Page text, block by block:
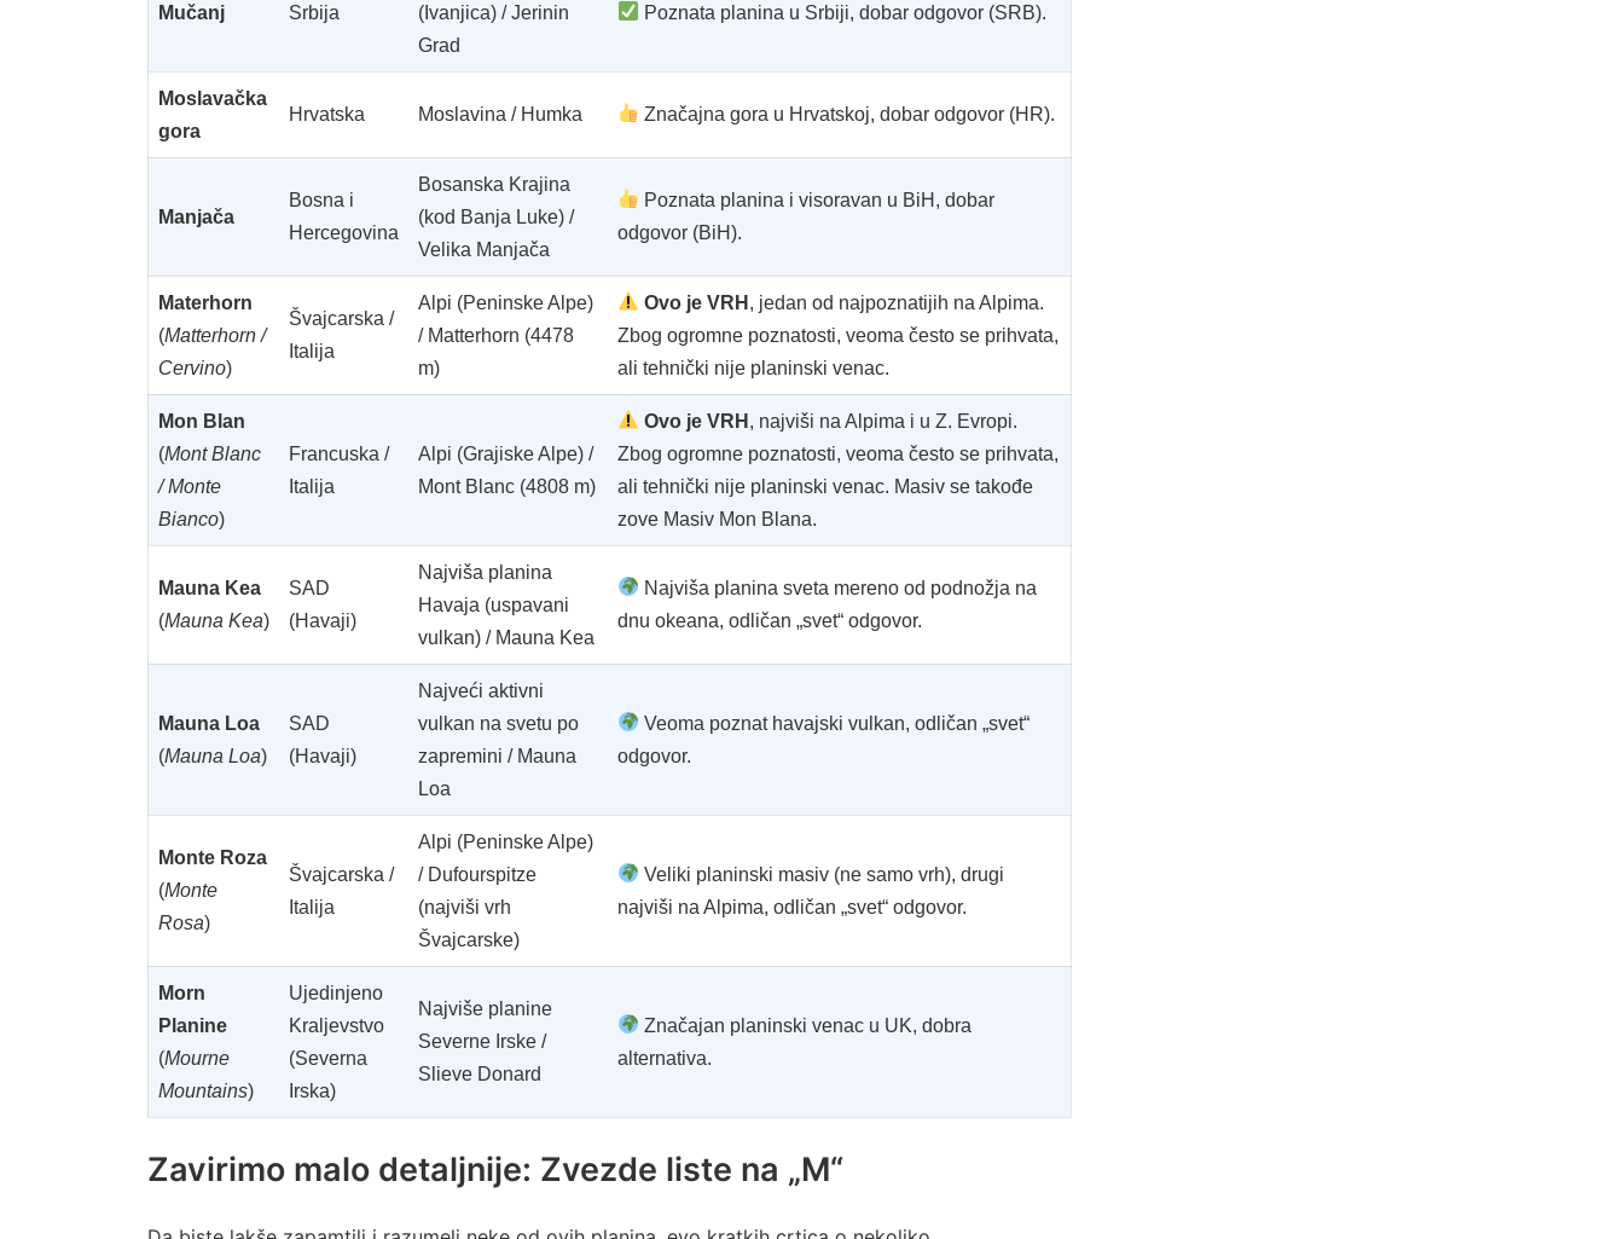
Mučanj Srbija
(Ivanjica) / Jerinin
Grad
Poznata planina u Srbiji, dobar odgovor (SRB).
Moslavačka
gora
Hrvatska Moslavina / Humka Značajna gora u Hrvatskoj, dobar odgovor (HR).
Manjača
Bosna i
Hercegovina
Bosanska Krajina
(kod Banja Luke) /
Velika Manjača
Poznata planina i visoravan u BiH, dobar
odgovor (BiH).
Materhorn
(Matterhorn /
Cervino)
Švajcarska /
Italija
Alpi (Peninske Alpe)
/ Matterhorn (4478
m)
Ovo je VRH , jedan od najpoznatijih na Alpima.
Zbog ogromne poznatosti, veoma često se prihvata,
ali tehnički nije planinski venac.
Mon Blan
(Mont Blanc
/ Monte
Bianco)
Francuska /
Italija
Alpi (Grajiske Alpe) /
Mont Blanc (4808 m)
Ovo je VRH , najviši na Alpima i u Z. Evropi.
Zbog ogromne poznatosti, veoma često se prihvata,
ali tehnički nije planinski venac. Masiv se takođe
zove Masiv Mon Blana.
Mauna Kea
(Mauna Kea)
SAD
(Havaji)
Najviša planina
Havaja (uspavani
vulkan) / Mauna Kea
Najviša planina sveta mereno od podnožja na
dnu okeana, odličan „svet“ odgovor.
Mauna Loa
(Mauna Loa)
SAD
(Havaji)
Najveći aktivni
vulkan na svetu po
zapremini / Mauna
Loa
Veoma poznat havajski vulkan, odličan „svet“
odgovor.
Monte Roza
(Monte
Rosa)
Švajcarska /
Italija
Alpi (Peninske Alpe)
/ Dufourspitze
(najviši vrh
Švajcarske)
Veliki planinski masiv (ne samo vrh), drugi
najviši na Alpima, odličan „svet“ odgovor.
Morn
Planine
(Mourne
Mountains)
Ujedinjeno
Kraljevstvo
(Severna
Irska)
Najviše planine
Severne Irske /
Slieve Donard
Značajan planinski venac u UK, dobra
alternativa.
Zavirimo malo detaljnije: Zvezde liste na „M“